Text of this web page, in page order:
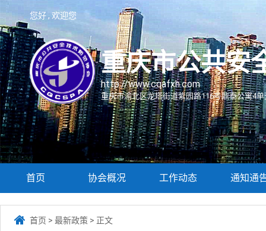
您好 , 欢迎您
重庆市公共安
http://www.cqafxh.com
重庆市渝北区龙塔街道紫园路116号鼎泰公寓4单
首页 协会概况 工作动态 通知通
 首页 > 最新政策 > 正文